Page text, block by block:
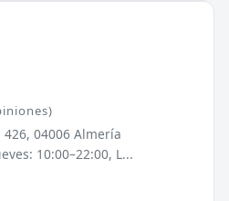
04006 Almería
10:00–22:00, L...